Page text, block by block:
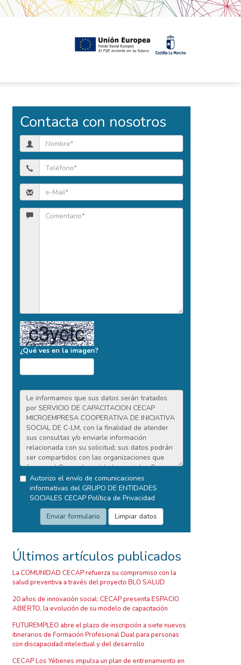
Contacta con nosotros
¿Qué ves en la imagen?
Autorizo el envío de comunicaciones
informativas del GRUPO DE ENTIDADES
SOCIALES CECAP Política de Privacidad
Últimos artículos publicados
La COMUNIDAD CECAP refuerza su compromiso con la
salud preventiva a través del proyecto BLO SALUD
20 años de innovación social: CECAP presenta ESPACIO
ABIERTO, la evolución de su modelo de capacitación
FUTUREMPLEO abre el plazo de inscripción a siete nuevos
itinerarios de Formación Profesional Dual para personas
con discapacidad intelectual y del desarrollo
CECAP Los Yébenes impulsa un plan de entrenamiento en